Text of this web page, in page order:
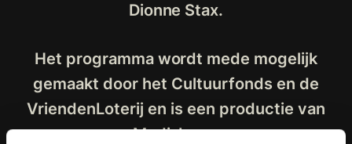
Dionne Stax.
Het programma wordt mede mogelijk
gemaakt door het Cultuurfonds en de
VriendenLoterij en is een productie van
MediaLane.